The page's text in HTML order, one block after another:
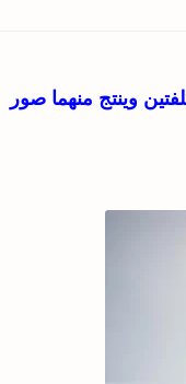
وينتج منهما صور